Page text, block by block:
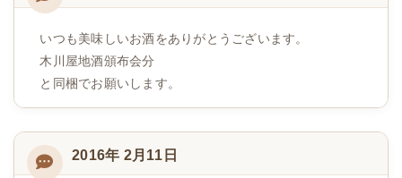
いつも美味しいお酒をありがとうございます。
木川屋地酒頒布会分
と同梱でお願いします。
2016年 2月11日